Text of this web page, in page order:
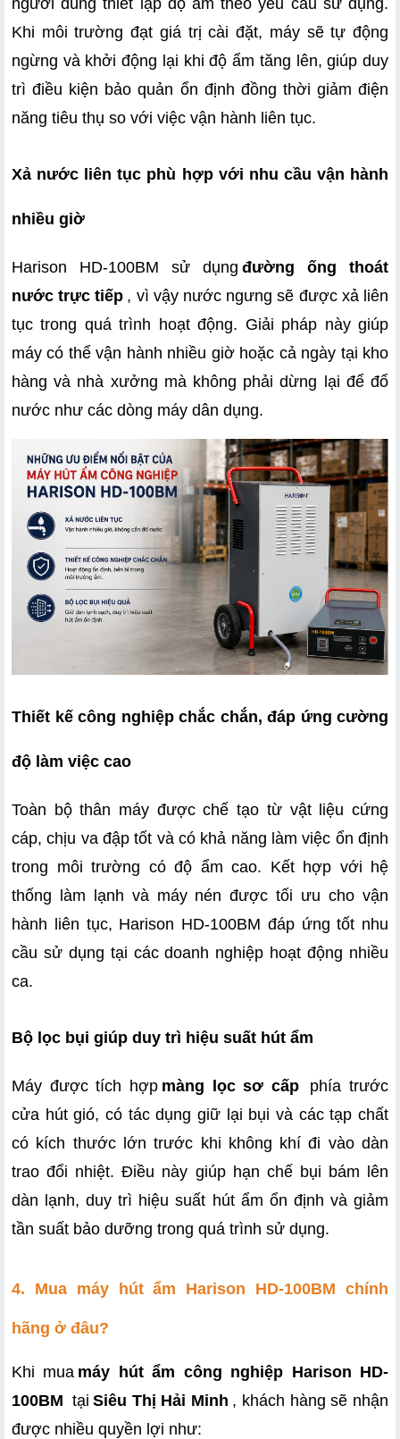
Khi môi trường đạt giá trị cài đặt, máy sẽ tự động
ngừng và khởi động lại khi độ ẩm tăng lên, giúp duy
trì điều kiện bảo quản ổn định đồng thời giảm điện
năng tiêu thụ so với việc vận hành liên tục.
Xả nước liên tục phù hợp với nhu cầu vận hành
nhiều giờ
Harison HD-100BM sử dụng đường ống thoát
nước trực tiếp , vì vậy nước ngưng sẽ được xả liên
tục trong quá trình hoạt động. Giải pháp này giúp
máy có thể vận hành nhiều giờ hoặc cả ngày tại kho
hàng và nhà xưởng mà không phải dừng lại để đổ
nước như các dòng máy dân dụng.
Thiết kế công nghiệp chắc chắn, đáp ứng cường
độ làm việc cao
Toàn bộ thân máy được chế tạo từ vật liệu cứng
cáp, chịu va đập tốt và có khả năng làm việc ổn định
trong môi trường có độ ẩm cao. Kết hợp với hệ
thống làm lạnh và máy nén được tối ưu cho vận
hành liên tục, Harison HD-100BM đáp ứng tốt nhu
cầu sử dụng tại các doanh nghiệp hoạt động nhiều
ca.
Bộ lọc bụi giúp duy trì hiệu suất hút ẩm
Máy được tích hợp màng lọc sơ cấp
phía trước
cửa hút gió, có tác dụng giữ lại bụi và các tạp chất
có kích thước lớn trước khi không khí đi vào dàn
trao đổi nhiệt. Điều này giúp hạn chế bụi bám lên
dàn lạnh, duy trì hiệu suất hút ẩm ổn định và giảm
tần suất bảo dưỡng trong quá trình sử dụng.
4. Mua máy hút ẩm Harison HD-100BM chính
hãng ở đâu?
Khi mua máy hút ẩm công nghiệp Harison HD-
100BM tại Siêu Thị Hải Minh , khách hàng sẽ nhận
được nhiều quyền lợi như: